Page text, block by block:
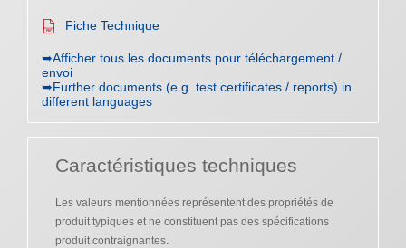
Fiche Technique
➥Afficher tous les documents pour téléchargement /
envoi
➥Further documents (e.g. test certificates / reports) in
different languages
Caractéristiques techniques
Les valeurs mentionnées représentent des propriétés de
produit typiques et ne constituent pas des spécifications
produit contraignantes.